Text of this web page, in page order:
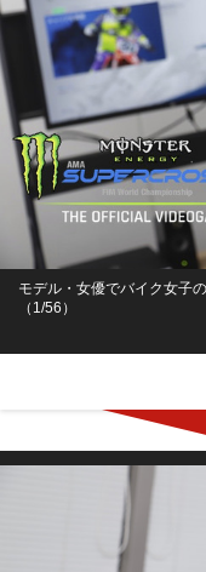
モデル・女優でバイク女子
（1/56）